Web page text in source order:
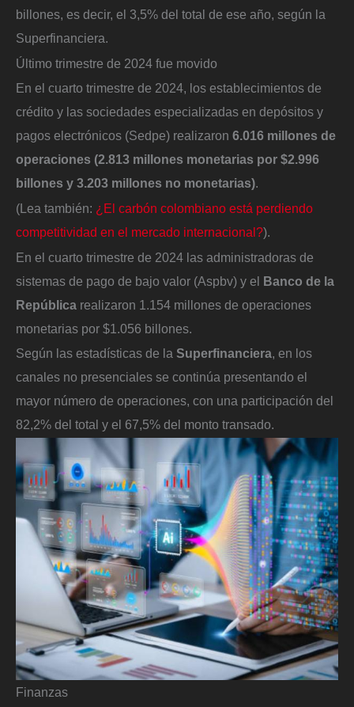
billones, es decir, el 3,5% del total de ese año, según la
Superfinanciera.
Último trimestre de 2024 fue movido
En el cuarto trimestre de 2024, los establecimientos de
crédito y las sociedades especializadas en depósitos y
pagos electrónicos (Sedpe) realizaron 6.016 millones de
operaciones (2.813 millones monetarias por $2.996
billones y 3.203 millones no monetarias).
(Lea también: ¿El carbón colombiano está perdiendo
competitividad en el mercado internacional?).
En el cuarto trimestre de 2024 las administradoras de
sistemas de pago de bajo valor (Aspbv) y el Banco de la
República realizaron 1.154 millones de operaciones
monetarias por $1.056 billones.
Según las estadísticas de la Superfinanciera, en los
canales no presenciales se continúa presentando el
mayor número de operaciones, con una participación del
82,2% del total y el 67,5% del monto transado.
Finanzas